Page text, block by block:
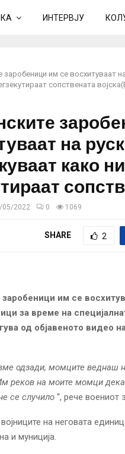
ИНТЕРВЈУ
заробеници им се восхитуваат
сопствената
на
како
05/2022 0 1069
SHARE 2
заробеници им се
за време на
од објавеното видео
одзади, момците веднаш
реков на моите момци дека
се случило “, рече воениот
на неговата
и муниција.